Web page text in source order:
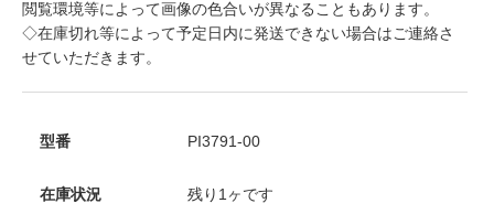
閲覧環境等によって画像の色合いが異なることもあります。
◇在庫切れ等によって予定日内に発送できない場合はご連絡さ
せていただきます。
型番 PI3791-00
在庫状況 残り1ヶです